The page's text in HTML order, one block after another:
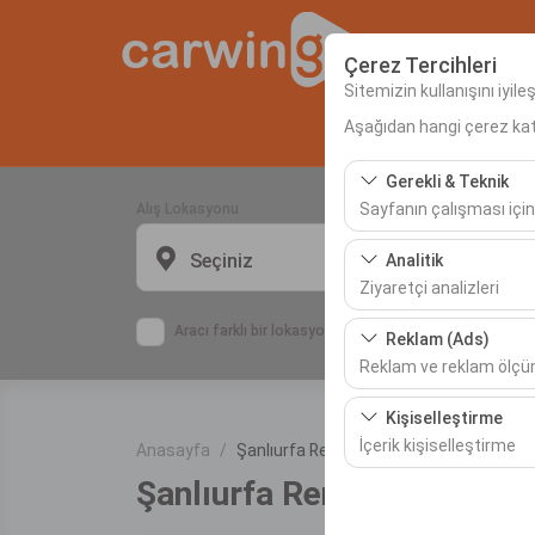
Çerez Tercihleri
Sitemizin kullanışını
Aşağıdan hangi çerez
Gerekli & Teknik
Sayfanın çalışması
Bu çerezler sitenin
bırakılamaz.
Analitik
Ziyaretçi analizleri
Bu çerezler, sitemizin
etmemizi sağlar. Bu
Reklam (Ads)
Reklam ve reklam
Bu çerezler, size ilgi
etkinliğini (gösterim
Kişiselleştirme
İçerik kişiselleştirme
deneyiminizin
Seçiniz
Aracı farklı bir lokasyona bırakacağım
Anasayfa Şanlıurfa Rent a Car Firmasını Öğren
Şanlıurfa Rent a Car